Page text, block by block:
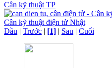
Cân kỹ thuật TP
Cân kỹ thuật điện tử Nhật
Đầu | Trước | [1] | Sau | Cuối